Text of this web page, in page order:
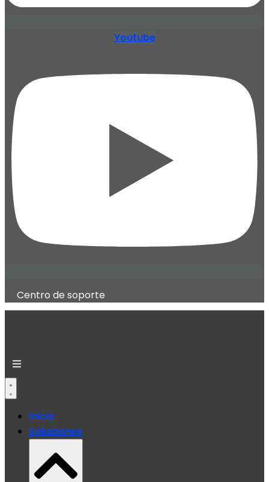
Youtube
Centro de soporte
Inicio
Soluciones